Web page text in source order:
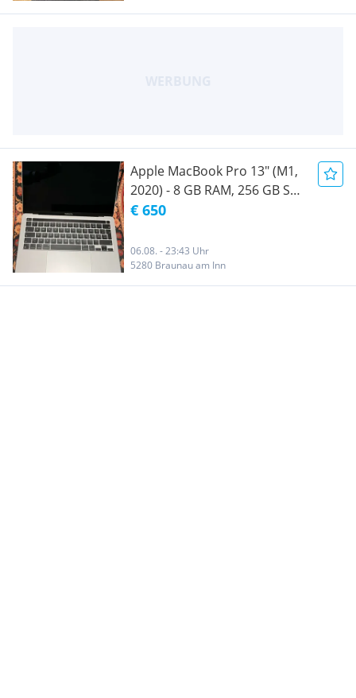
Apple MacBook Pro 13" (M1,
2020) - 8 GB RAM, 256 GB SSD
- Top Zustand
€ 650
06.08. - 23:43 Uhr
5280 Braunau am Inn